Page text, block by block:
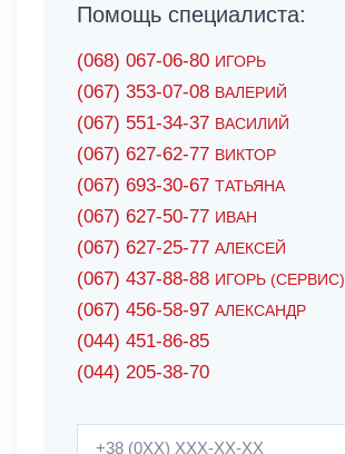
Помощь специалиста:
(068) 067-06-80 ИГОРЬ
(067) 353-07-08 ВАЛЕРИЙ
(067) 551-34-37 ВАСИЛИЙ
(067) 627-62-77 ВИКТОР
(067) 693-30-67 ТАТЬЯНА
(067) 627-50-77 ИВАН
(067) 627-25-77 АЛЕКСЕЙ
(067) 437-88-88 ИГОРЬ (СЕРВИС)
(067) 456-58-97 АЛЕКСАНДР
(044) 451-86-85
(044) 205-38-70